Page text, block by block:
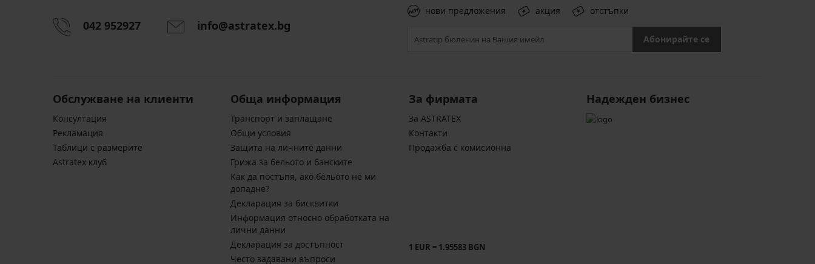
042 952927 info@astratex.bg
нови предложения акция отстъпки
Абонирайте се
Обслужване на клиенти
Консултация
Pекламация
Таблици с размерите
Astratex клуб
Обща информация
Транспорт и заплащане
Общи условия
Защита на личните данни
Грижа за бельото и банските
Kак да постъпя, ако бельото не ми
допадне?
Декларация за бисквитки
Информация относно обработката на
лични данни
Декларация за достъпност
Често задавани въпроси
За фирмата
За ASTRATEX
Контакти
Продажба с комисионна
1 EUR = 1.95583 BGN
Надежден бизнес